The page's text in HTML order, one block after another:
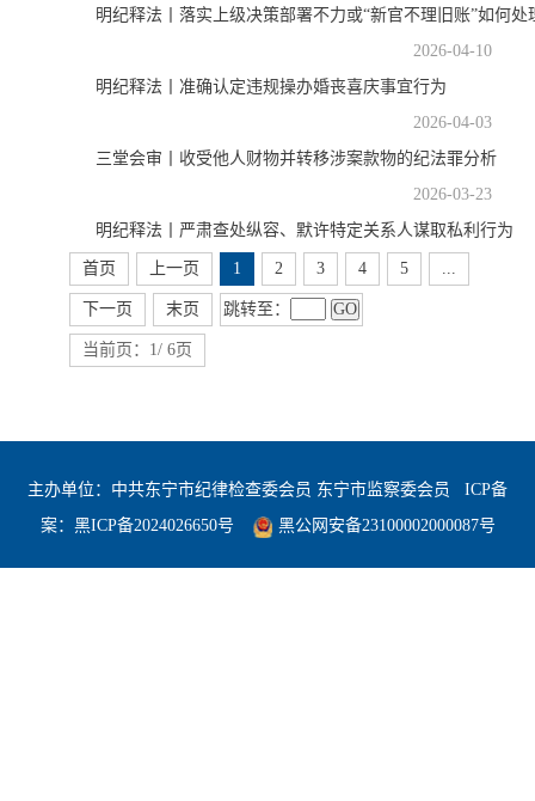
明纪释法丨落实上级决策部署不力或“新官不理旧账”如何处
2026-04-10
明纪释法丨准确认定违规操办婚丧喜庆事宜行为
2026-04-03
三堂会审丨收受他人财物并转移涉案款物的纪法罪分析
2026-03-23
明纪释法丨严肃查处纵容、默许特定关系人谋取私利行为
首页 上一页 1 2 3 4 5 ...
下一页 末页 跳转至： GO
当前页：1/ 6页
主办单位：中共东宁市纪律检查委会员 东宁市监察委会员
ICP备
案： 黑ICP备2024026650号 黑公网安备23100002000087号